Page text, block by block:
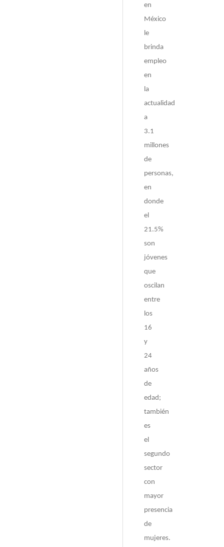
en
México
le
brinda
empleo
en
la
actualidad
a
3.1
millones
de
personas,
en
donde
el
21.5%
son
jóvenes
que
oscilan
entre
los
16
y
24
años
de
edad;
también
es
el
segundo
sector
con
mayor
presencia
de
mujeres.